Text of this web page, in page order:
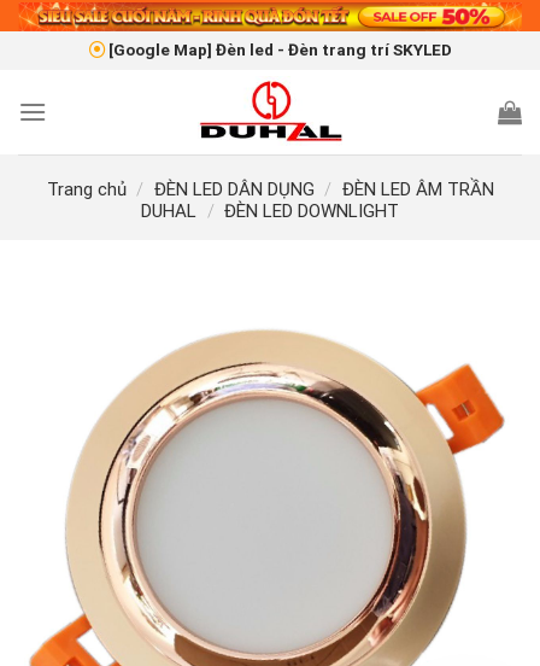
Skip
[Google Map] Đèn led - Đèn trang trí SKYLED
Trang chủ / ĐÈN LED DÂN DỤNG / ĐÈN LED ÂM TRẦN
DUHAL
/ ĐÈN LED DOWNLIGHT